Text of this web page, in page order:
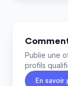
Publie une
profils
En